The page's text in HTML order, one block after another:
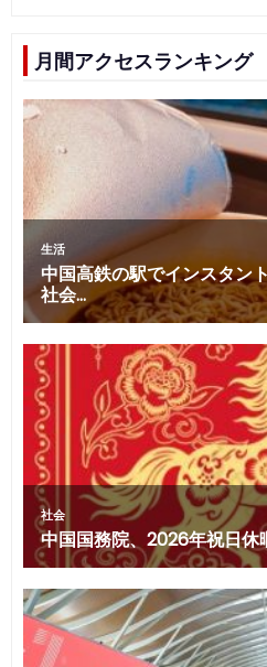
月間アクセスランキング